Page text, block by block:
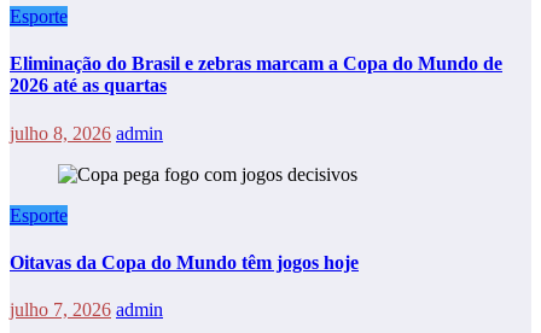
Esporte
Eliminação do Brasil e zebras marcam a Copa do Mundo de
2026 até as quartas
julho 8, 2026 admin
Esporte
Oitavas da Copa do Mundo têm jogos hoje
julho 7, 2026 admin